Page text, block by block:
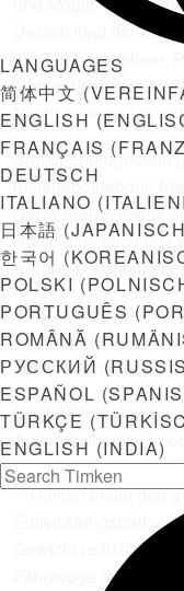
LANGUAGES
简体中文 (
ENGLISH (
FRANÇAIS (
DEUTSCH
ITALIANO (
日本語 (
한국어 (
POLSKI (
PORTUGUÊS (
ROMÂNĂ (
РУССКИЙ (
ESPAÑOL (
TÜRKÇE (
ENGLISH (INDIA)
Derzeit liegt der
großen Limousinen,
Lieferfahrzeugen, die
Nacht zu einer
Branchenprognosen
batteriebetriebene
Neuwagenverkäufe
Hälfte aller leichten
werden bis dahin
„Das sind Bereiche,
Innovator für
hohe Anforderungen
Unabhängig davon,
Automobilhersteller
Markteinführung von
– Timken bietet den
Gewicht reduzieren,
Fahrzeuge